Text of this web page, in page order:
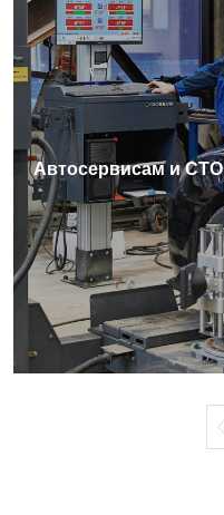
Автосервисам и СТО